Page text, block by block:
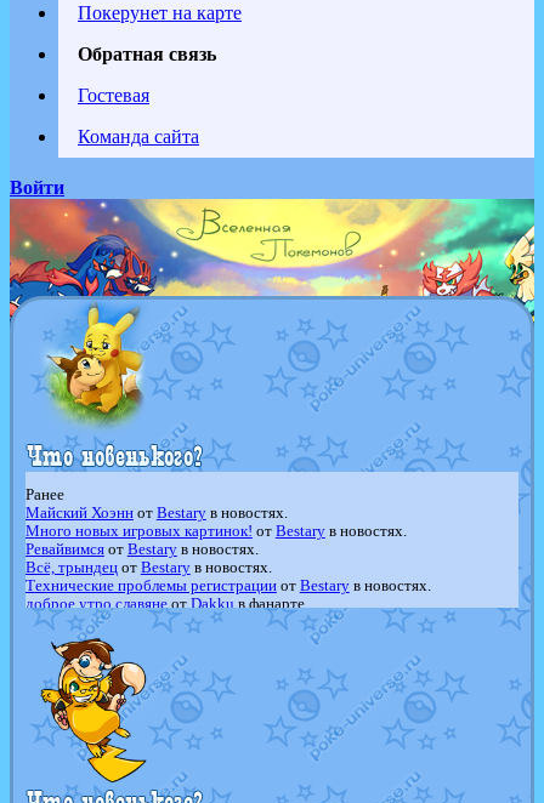
Покерунет на карте
Обратная связь
Гостевая
Команда сайта
Войти
Ранее
Майский Хоэннот Bestaryв новостях.
Много новых игровых картинок! от Bestaryв новостях.
Ревайвимсяот Bestaryв новостях.
Всё, трындецот Bestaryв новостях.
Технические проблемы регистрацииот Bestaryв новостях.
доброе утро славянеот Dakku в фанарте.
Йолда и Мимикью отMavisNyanCatв фанарте.
Недовольный котомангуст
в фанарте.
The Dark Wishmaker
отRandomon
шадоу спиритомб отilovearceus
в фанарте.
траббишотilovearceusв фанарте.
Raging BoltотGraceDaFox
в фанарте.
Shadow mismagiusотJOK_julia
в фанарте.
художникотvicavicaв фанарте.